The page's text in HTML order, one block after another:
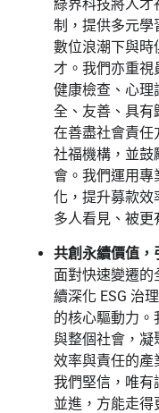
綠界科技將人才
制，提供多元學
數位浪潮下與時
才。我們亦重視
健康檢查、心理
全、友善、具有
在善盡社會責任
社福機構，並鼓
會。我們運用專
化，提升募款效
多人看見、被更
共創永續價值，
面對快速變遷
續深化 ESG 治
的核心驅動力
與整個社會，凝
效率與責任的產
我們堅信，唯有
並進，方能走得